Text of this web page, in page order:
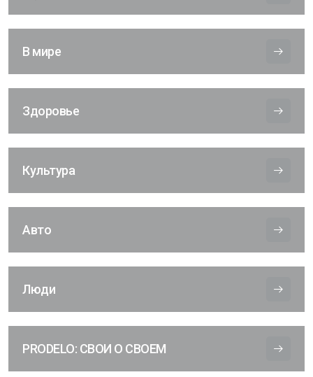
В мире
Здоровье
Культура
Авто
Люди
PRODELO: СВОИ О СВОЕМ